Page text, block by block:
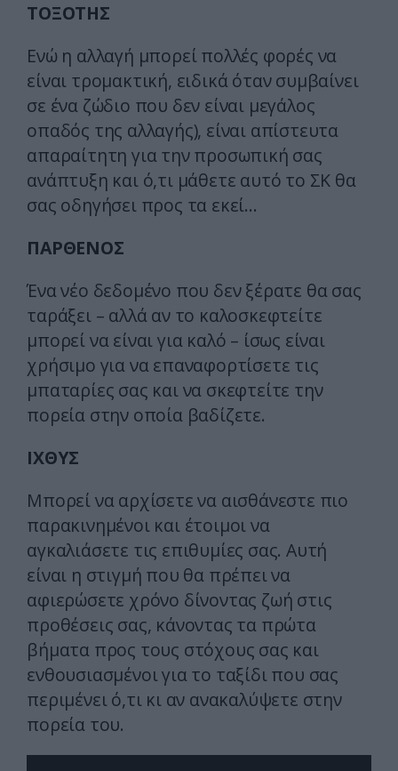
ΤΟΞΟΤΗΣ
Ενώ η αλλαγή μπορεί πολλές φορές να
είναι τρομακτική, ειδικά όταν συμβαίνει
σε ένα ζώδιο που δεν είναι μεγάλος
οπαδός της αλλαγής), είναι απίστευτα
απαραίτητη για την προσωπική σας
ανάπτυξη και ό,τι μάθετε αυτό το ΣΚ θα
σας οδηγήσει προς τα εκεί…
ΠΑΡΘΕΝΟΣ
Ένα νέο δεδομένο που δεν ξέρατε θα σας
ταράξει – αλλά αν το καλοσκεφτείτε
μπορεί να είναι για καλό – ίσως είναι
χρήσιμο για να επαναφορτίσετε τις
μπαταρίες σας και να σκεφτείτε την
πορεία στην οποία βαδίζετε.
ΙΧΘΥΣ
Μπορεί να αρχίσετε να αισθάνεστε πιο
παρακινημένοι και έτοιμοι να
αγκαλιάσετε τις επιθυμίες σας. Αυτή
είναι η στιγμή που θα πρέπει να
αφιερώσετε χρόνο δίνοντας ζωή στις
προθέσεις σας, κάνοντας τα πρώτα
βήματα προς τους στόχους σας και
ενθουσιασμένοι για το ταξίδι που σας
περιμένει ό,τι κι αν ανακαλύψετε στην
πορεία του.